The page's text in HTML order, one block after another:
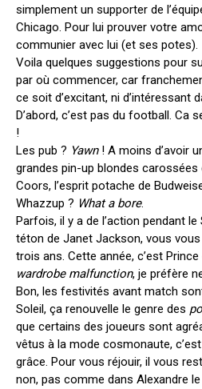
simplement un supporter de
Chicago. Pour lui prouver votre
communier avec lui (et ses potes).
Voila quelques suggestions pour
par où commencer, car
ce soit d’excitant, ni d’intéressant
D’abord, c’est pas du football. Ca
!
Les pub ? Yawn! A moins d’avoir
grandes pin-up blondes
Coors, l’esprit potache de
Whazzup ? What a bore.
Parfois, il y a de l’action pendant le
téton de Janet Jackson, vous vous
trois ans. Cette année, c’est
wardrobe malfunction, je préfère
Bon, les festivités avant match
Soleil, ça renouvelle le genre des
que certains des joueurs sont
vêtus à la mode cosmonaute,
grâce. Pour vous réjouir, il vous
non, pas comme dans Alexandre